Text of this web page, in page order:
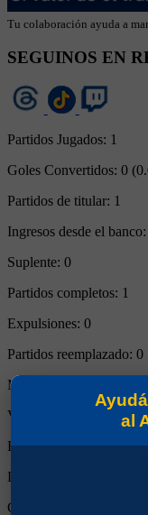
Tu colaboración ayuda a
SEGUINOS EN
Partidos Jugados: 1
Goles Convertidos: 0
Partidos de titular: 1
Ingresos desde el banco:
Suplente: 0
Partidos completos: 1
Expulsiones: 0
Partidos reemplazado: 0
Minutos Disputados:
Victorias:
Empates:1
Derrotas:
Goles de Boca:
al